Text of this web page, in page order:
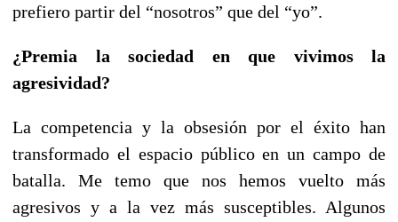
prefiero partir del “nosotros” que del “yo”.
¿Premia la sociedad en que vivimos la
agresividad?
La competencia y la obsesión por el éxito han
transformado el espacio público en un campo de
batalla. Me temo que nos hemos vuelto más
agresivos y a la vez más susceptibles. Algunos